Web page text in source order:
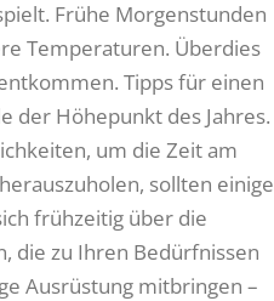
Frühe Morgenstunden
Temperaturen. Überdies
Tipps für einen
der Höhepunkt des Jahres.
um die Zeit am
sollten einige
frühzeitig über die
die zu Ihren Bedürfnissen
Ausrüstung mitbringen –